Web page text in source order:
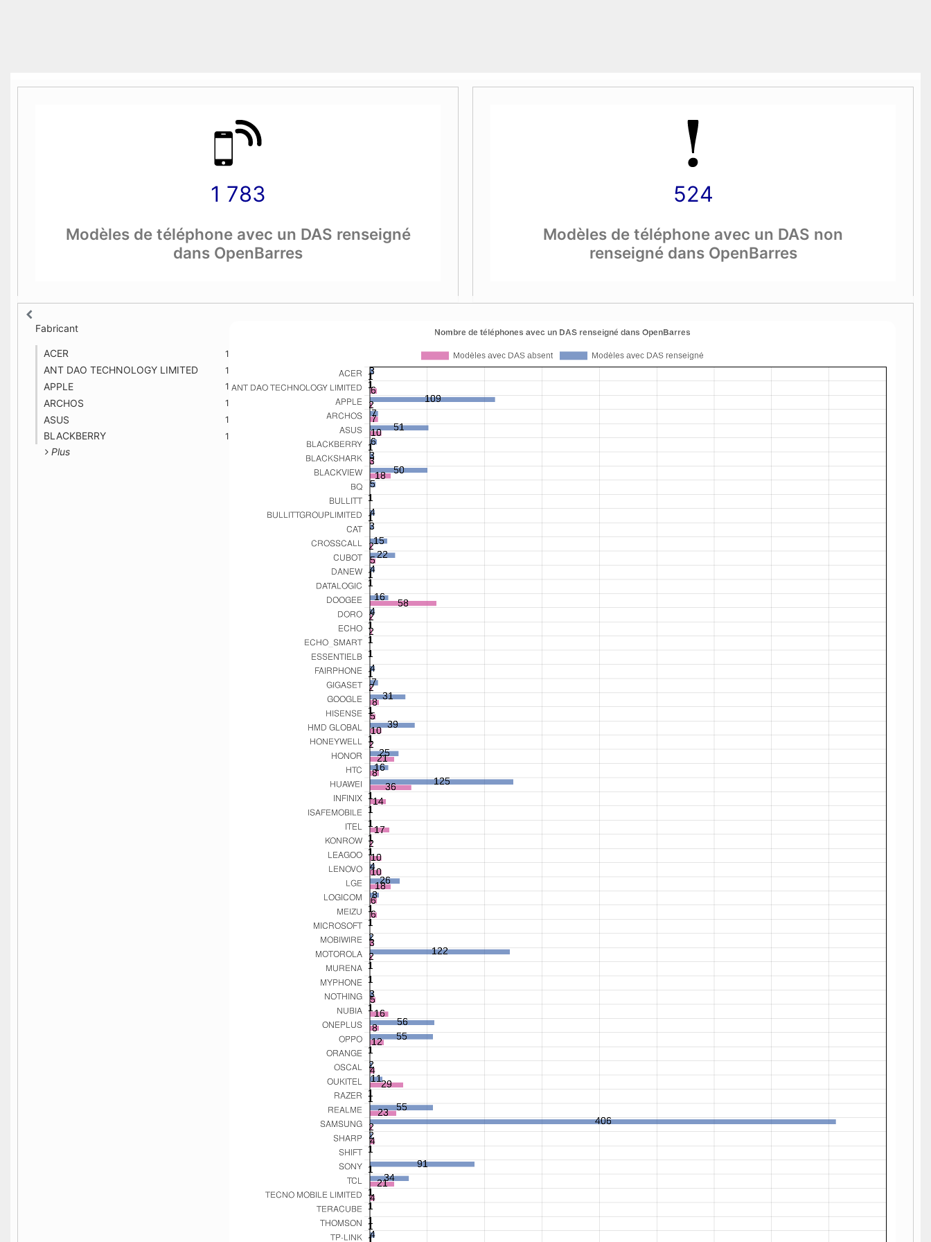
1 783
Modèles de téléphone avec un DAS renseigné
dans OpenBarres
524
Modèles de téléphone avec un DAS non
renseigné dans OpenBarres
Fabricant
1
ACER
1
ANT DAO TECHNOLOGY LIMITED
1
APPLE
1
ARCHOS
1
ASUS
1
BLACKBERRY
Plus